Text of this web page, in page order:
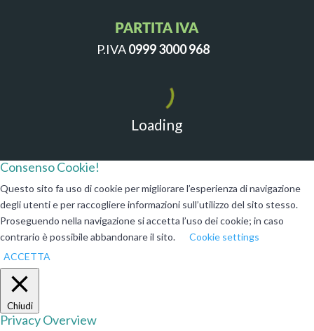
PARTITA IVA
P.IVA0999 3000 968
Loading
Consenso Cookie!
Questo sito fa uso di cookie per migliorare l’esperienza di navigazione
degli utenti e per raccogliere informazioni sull’utilizzo del sito stesso.
Proseguendo nella navigazione si accetta l’uso dei cookie; in caso
contrario è possibile abbandonare il sito.
Cookie settings
ACCETTA
Chiudi
Privacy Overview